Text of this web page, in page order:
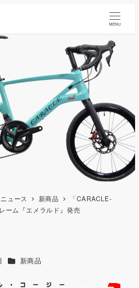
MENU
ニュース 新商品
「CARACLE-
ーム『エメラルド』発売
カテゴリー
新商品